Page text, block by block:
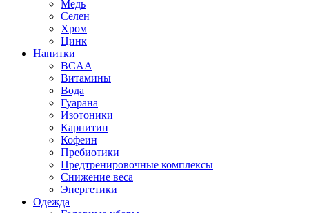
Медь
Селен
Хром
Цинк
Напитки
BCAA
Витамины
Вода
Гуарана
Изотоники
Карнитин
Кофеин
Пребиотики
Предтренировочные комплексы
Снижение веса
Энергетики
Одежда